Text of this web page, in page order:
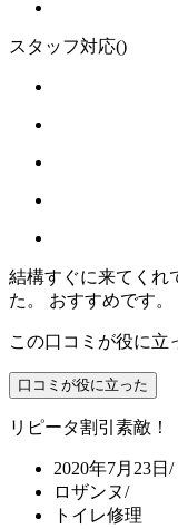
スタッフ対応()
結構すぐに来てくれ
た。 おすすめです。
この口コミが役に立
口コミが役に立った
リピータ割引素敵！
2020年7月23日 /
ロザンヌ/
トイレ修理